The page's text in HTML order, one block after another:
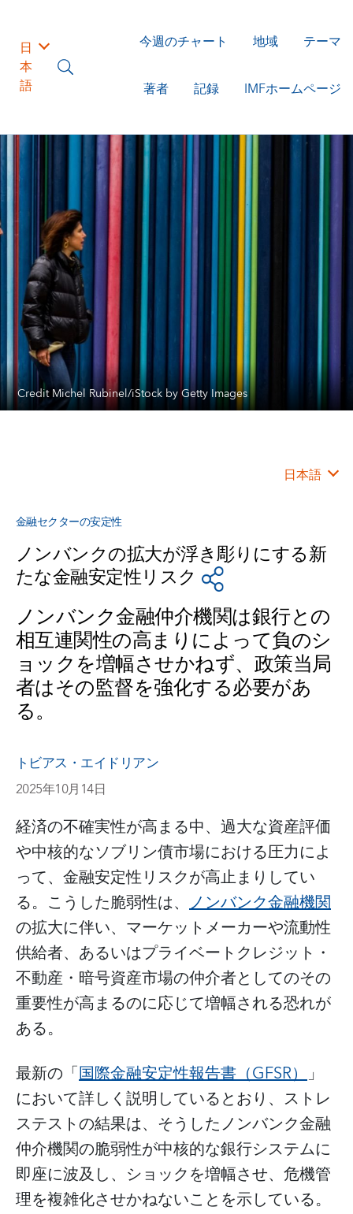
日
本
語
今週のチャート 地域 テーマ
著者 記録 IMFホームページ
Credit Michel Rubinel/iStock by Getty Images
日本語
金融セクターの安定性
ノンバンクの拡大が浮き彫りにする新
たな金融安定性リスク
ノンバンク金融仲介機関は銀行との
相互連関性の高まりによって負のシ
ョックを増幅させかねず、政策当局
者はその監督を強化する必要があ
る。
トビアス・エイドリアン
2025年10月14日
経済の不確実性が高まる中、過大な資産評価
や中核的なソブリン債市場における圧力によ
って、金融安定性リスクが高止まりしてい
る。こうした脆弱性は、 ノンバンク金融機関
の拡大に伴い、マーケットメーカーや流動性
供給者、あるいはプライベートクレジット・
不動産・暗号資産市場の仲介者としてのその
重要性が高まるのに応じて増幅される恐れが
ある。
最新の「国際金融安定性報告書（GFSR）」
において詳しく説明しているとおり、ストレ
ステストの結果は、そうしたノンバンク金融
仲介機関の脆弱性が中核的な銀行システムに
即座に波及し、ショックを増幅させ、危機管
理を複雑化させかねないことを示している。